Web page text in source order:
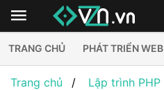
TRANG CHỦ PHÁT TRIỂN WEB
Trang chủ Lập trình PHP